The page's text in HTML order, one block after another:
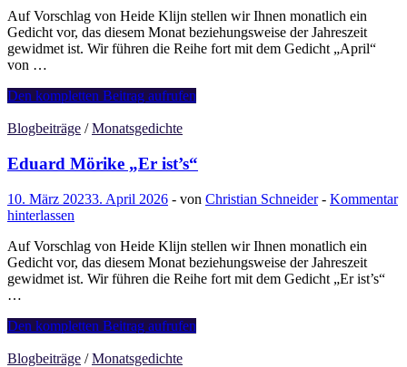
Auf Vorschlag von Heide Klijn stellen wir Ihnen monatlich ein
Gedicht vor, das diesem Monat beziehungsweise der Jahreszeit
gewidmet ist. Wir führen die Reihe fort mit dem Gedicht „April“
von …
Johann
Jacobi
Den kompletten Beitrag aufrufen
Blogbeiträge /Monatsgedichte
Eduard Mörike „Er ist’s“
10. März 20233. April 2026 - von Christian Schneider- Kommentar
hinterlassen
Auf Vorschlag von Heide Klijn stellen wir Ihnen monatlich ein
Gedicht vor, das diesem Monat beziehungsweise der Jahreszeit
gewidmet ist. Wir führen die Reihe fort mit dem Gedicht „Er ist’s“
…
Eduard
„Er
Den kompletten Beitrag aufrufen
Blogbeiträge /Monatsgedichte